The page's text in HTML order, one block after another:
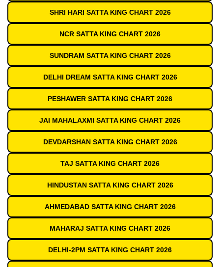
SHRI HARI SATTA KING CHART 2026
NCR SATTA KING CHART 2026
SUNDRAM SATTA KING CHART 2026
DELHI DREAM SATTA KING CHART 2026
PESHAWER SATTA KING CHART 2026
JAI MAHALAXMI SATTA KING CHART 2026
DEVDARSHAN SATTA KING CHART 2026
TAJ SATTA KING CHART 2026
HINDUSTAN SATTA KING CHART 2026
AHMEDABAD SATTA KING CHART 2026
MAHARAJ SATTA KING CHART 2026
DELHI-2PM SATTA KING CHART 2026